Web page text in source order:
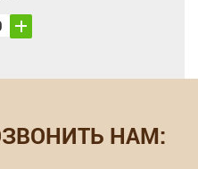
НАМ: